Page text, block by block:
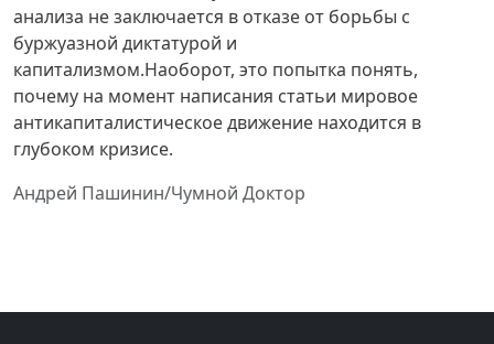
анализа не заключается в отказе от борьбы с
буржуазной диктатурой и
капитализмом.Наоборот, это попытка понять,
почему на момент написания статьи мировое
антикапиталистическое движение находится в
глубоком кризисе.
Андрей Пашинин/Чумной Доктор